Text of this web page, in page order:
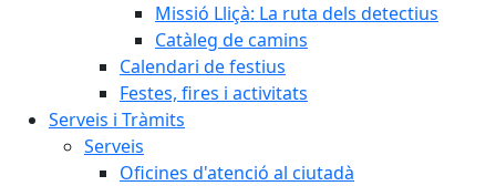
Missió Lliçà: La ruta dels detectius
Catàleg de camins
Calendari de festius
Festes, fires i activitats
Serveis i Tràmits
Serveis
Oficines d'atenció al ciutadà